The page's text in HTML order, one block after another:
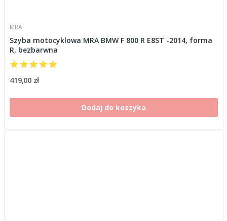
MRA
Szyba motocyklowa MRA BMW F 800 R E8ST -2014, forma
R, bezbarwna
419,00 zł
Dodaj do koszyka